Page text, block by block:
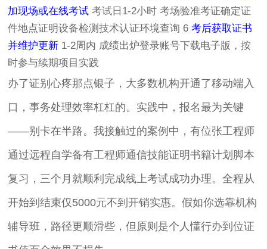
加现场或在线考试 考试日1-2小时 考场验准考证确定证
件地点证明设备检测技术认证环境查询 6考后获取证书
并维护更新 1-2周内 成绩出炉登录账号下载电子版，按
时参与续期项目实践
办了证别心疼那点银子，大多数机构开通了移动端入
口，事务处理效率杠杠的。实践中，报名最为关键
——别卡在半路。我接触过的案例中，有位张工程师
通过远程自学备有工程师通信技能证明书籍计划脚本
复习，三个月就顺利完成线上考试成功办理。全程从
开始到结束仅5000元不到开销实惠。假如你选靠机构
辅导班，路径更顺滑些，但原则是个人懂行办到位证